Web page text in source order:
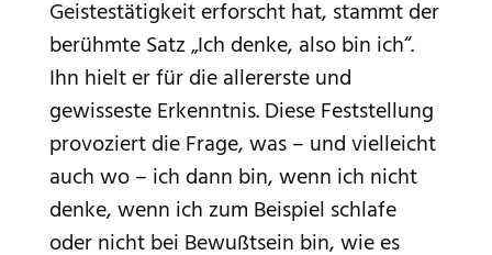
Geistestätigkeit erforscht hat, stammt der
berühmte Satz „Ich denke, also bin ich“.
Ihn hielt er für die allererste und
gewisseste Erkenntnis. Diese Feststellung
provoziert die Frage, was – und vielleicht
auch wo – ich dann bin, wenn ich nicht
denke, wenn ich zum Beispiel schlafe
oder nicht bei Bewußtsein bin, wie es